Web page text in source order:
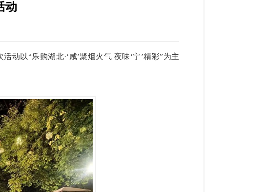
动
动以“乐购湖北·‘咸’聚烟火气 夜味‘宁’精彩”为主